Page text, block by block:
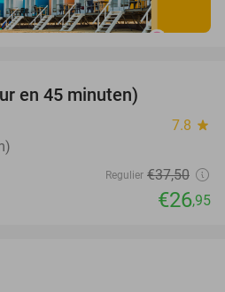
en 45 minuten)
7.8 star
Regulier €37,50
€26,95